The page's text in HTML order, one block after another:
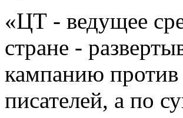
«ЦТ - ведущее
стране -
кампанию против
писателей, а по